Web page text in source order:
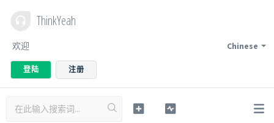
ThinkYeah
Chinese
欢迎
登陆 注册